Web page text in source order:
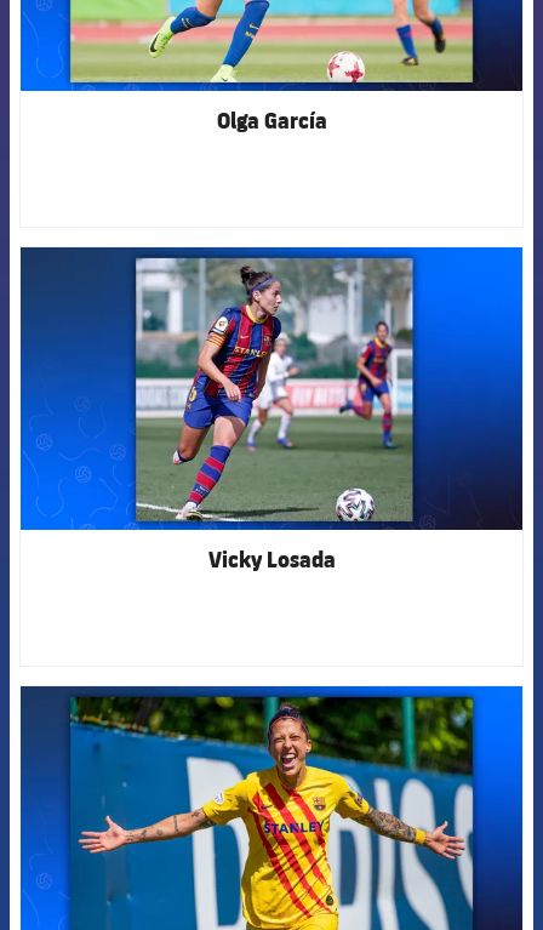
Olga García
FCB Barcelona badge
Vicky Losada
FCB Barcelona badge